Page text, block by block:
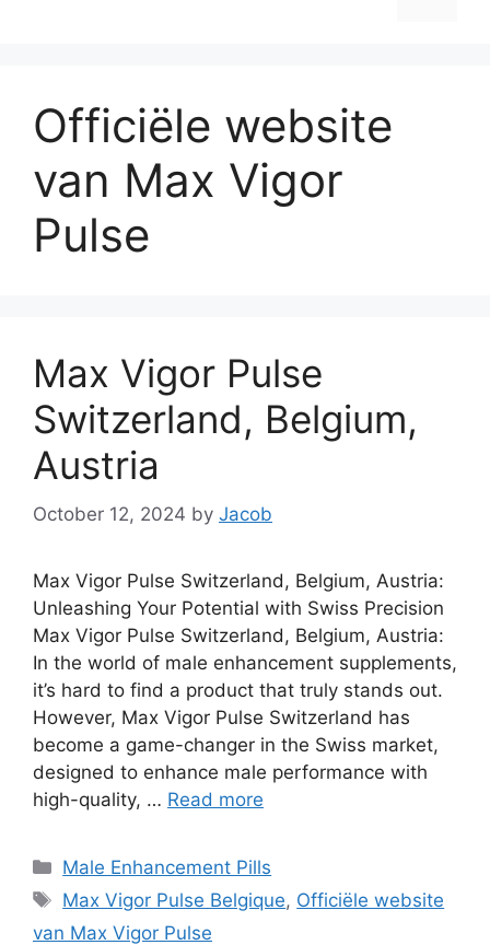
Officiële website
van Max Vigor
Pulse
Max Vigor Pulse
Switzerland, Belgium,
Austria
October 12, 2024 by Jacob
Max Vigor Pulse Switzerland, Belgium, Austria:
Unleashing Your Potential with Swiss Precision
Max Vigor Pulse Switzerland, Belgium, Austria:
In the world of male enhancement supplements,
it’s hard to find a product that truly stands out.
However, Max Vigor Pulse Switzerland has
become a game-changer in the Swiss market,
designed to enhance male performance with
high-quality, … Read more
Categories
Male Enhancement Pills
Tags
Max Vigor Pulse Belgique, Officiële website
van Max Vigor Pulse